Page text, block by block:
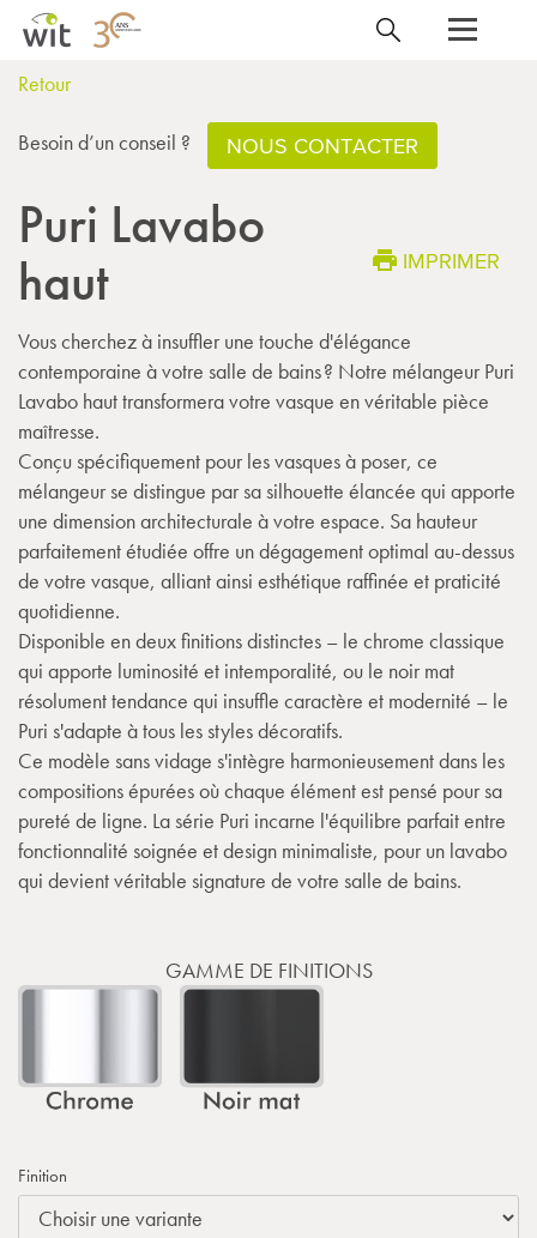
Retour
Besoin d’un conseil ? NOUS CONTACTER
Puri Lavabo
haut
IMPRIMER
Vous cherchez à insuffler une touche d'élégance
contemporaine à votre salle de bains ? Notre mélangeur Puri
Lavabo haut transformera votre vasque en véritable pièce
maîtresse.
Conçu spécifiquement pour les vasques à poser, ce
mélangeur se distingue par sa silhouette élancée qui apporte
une dimension architecturale à votre espace. Sa hauteur
parfaitement étudiée offre un dégagement optimal au-dessus
de votre vasque, alliant ainsi esthétique raffinée et praticité
quotidienne.
Disponible en deux finitions distinctes – le chrome classique
qui apporte luminosité et intemporalité, ou le noir mat
résolument tendance qui insuffle caractère et modernité – le
Puri s'adapte à tous les styles décoratifs.
Ce modèle sans vidage s'intègre harmonieusement dans les
compositions épurées où chaque élément est pensé pour sa
pureté de ligne. La série Puri incarne l'équilibre parfait entre
fonctionnalité soignée et design minimaliste, pour un lavabo
qui devient véritable signature de votre salle de bains.
GAMME DE FINITIONS
Finition